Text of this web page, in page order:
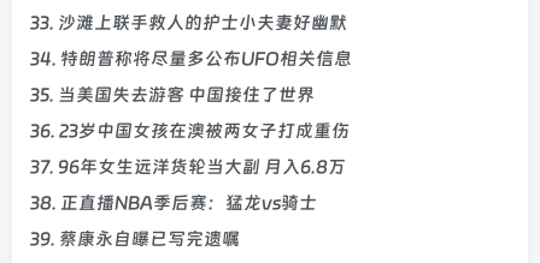
33. 沙滩上联手救人的护士小夫妻好幽默
34. 特朗普称将尽量多公布UFO相关信息
35. 当美国失去游客 中国接住了世界
36. 23岁中国女孩在澳被两女子打成重伤
37. 96年女生远洋货轮当大副 月入6.8万
38. 正直播NBA季后赛：猛龙vs骑士
39. 蔡康永自曝已写完遗嘱